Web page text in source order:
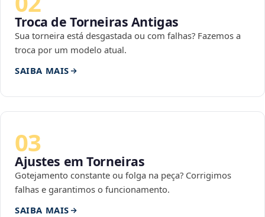
Troca de Torneiras Antigas
Sua torneira está desgastada ou com falhas? Fazemos a
troca por um modelo atual.
SAIBA MAIS
03
Ajustes em Torneiras
Gotejamento constante ou folga na peça? Corrigimos
falhas e garantimos o funcionamento.
SAIBA MAIS